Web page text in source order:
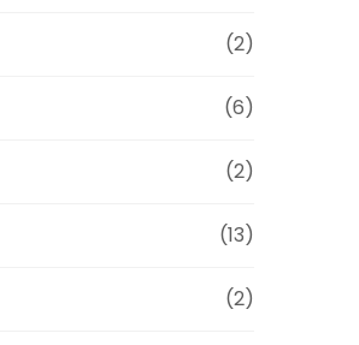
(2)
(6)
(2)
(13)
(2)